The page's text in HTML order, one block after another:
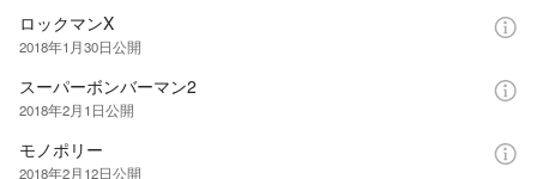
ロックマンX
2018年1月30日公開
スーパーボンバーマン2
2018年2月1日公開
モノポリー
2018年2月12日公開